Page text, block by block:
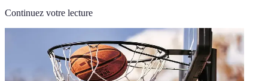
Continuez votre lecture